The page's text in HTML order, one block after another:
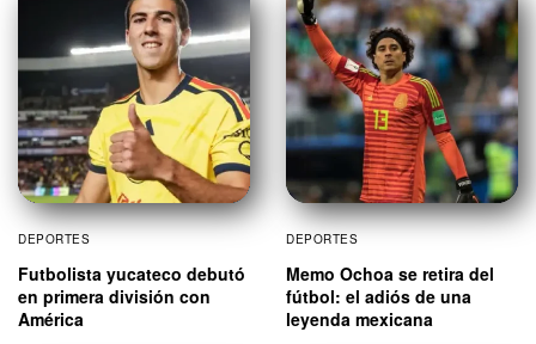
DEPORTES
Futbolista yucateco debutó
en primera división con
América
DEPORTES
Memo Ochoa se retira del
fútbol: el adiós de una
leyenda mexicana